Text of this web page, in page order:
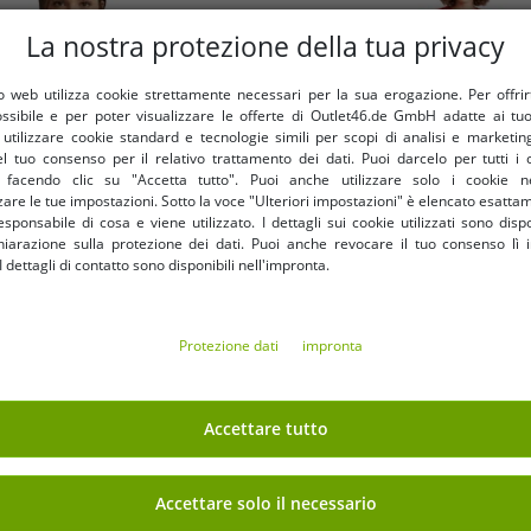
Taglie disponibili
da casa PUMA Manchester
da donna, maglia da calcio
Premier League 701230878
4,99 €
Maglietta a maniche corte da
701228006 0014,99
La nostra protezione della tua privacy
web utilizza cookie strettamente necessari per la sua erogazione. Per
e per poter visualizzare le offerte di Outlet46.de GmbH adatte ai
cookie standard e tecnologie simili per scopi di analisi e
tuo consenso per il relativo trattamento dei dati. Puoi darcelo per tutti i
facendo clic su "Accetta tutto". Puoi anche utilizzare solo i cookie
le tue impostazioni. Sotto la voce "Ulteriori impostazioni" è elencato
di cosa e viene utilizzato. I dettagli sui cookie utilizzati sono
sulla protezione dei dati. Puoi anche revocare il tuo consenso lì
dettagli di contatto sono disponibili nell'impronta.
Protezione dati impronta
Accettare tutto
Accettare solo il necessario